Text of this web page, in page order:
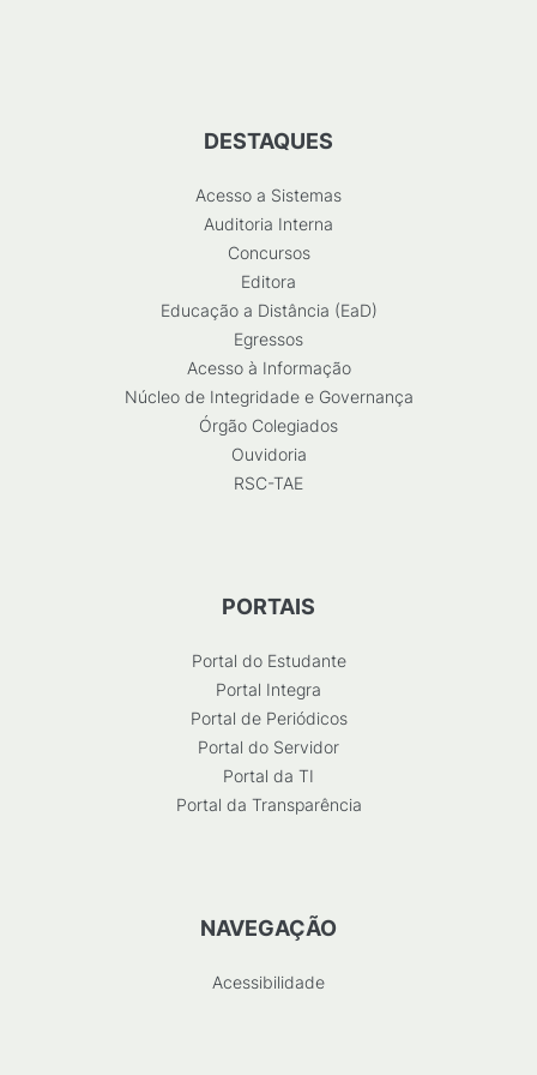
DESTAQUES
Acesso a Sistemas
Auditoria Interna
Concursos
Editora
Educação a Distância (EaD)
Egressos
Acesso à Informação
Núcleo de Integridade e Governança
Órgão Colegiados
Ouvidoria
RSC-TAE
PORTAIS
Portal do Estudante
Portal Integra
Portal de Periódicos
Portal do Servidor
Portal da TI
Portal da Transparência
NAVEGAÇÃO
Acessibilidade